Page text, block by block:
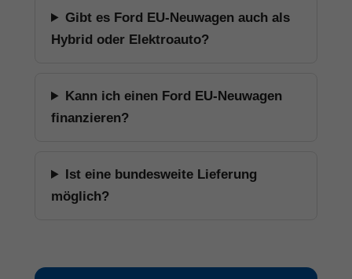
Gibt es Ford EU-Neuwagen auch als
Hybrid oder Elektroauto?
Kann ich einen Ford EU-Neuwagen
finanzieren?
Ist eine bundesweite Lieferung
möglich?